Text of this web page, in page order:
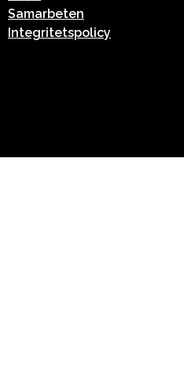
Samarbeten
Integritetspolicy